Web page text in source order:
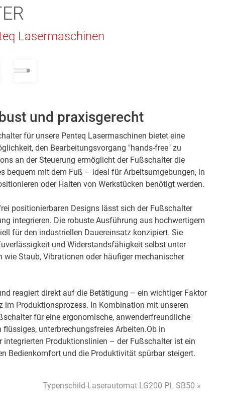
Lasermaschinen
und praxisgerecht
für unsere Penteq Lasermaschinen bietet eine
den Bearbeitungsvorgang "hands-free" zu
an der Steuerung ermöglicht der Fußschalter die
bequem mit dem Fuß – ideal für Arbeitsumgebungen, in
oder Halten von Werkstücken benötigt werden.
positionierbaren Designs lässt sich der Fußschalter
integrieren. Die robuste Ausführung aus hochwertigem
für den industriellen Dauereinsatz konzipiert. Sie
und Widerstandsfähigkeit selbst unter
wie Staub, Vibrationen oder häufiger mechanischer
reagiert direkt auf die Betätigung – ein wichtiger Faktor
im Produktionsprozess. In Kombination mit unseren
für eine ergonomische, anwenderfreundliche
unterbrechungsfreies Arbeiten.Ob in
integrierten Produktionslinien – der Fußschalter ist ein
Bedienkomfort und die Produktivität spürbar steigert.
Typenschild-Laserautomat LG200 PL SB50 »